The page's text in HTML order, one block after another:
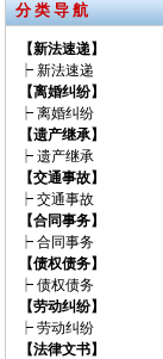
分 类 导 航
【新法速递】
┝ 新法速递
【离婚纠纷】
┝ 离婚纠纷
【遗产继承】
┝ 遗产继承
【交通事故】
┝ 交通事故
【合同事务】
┝ 合同事务
【债权债务】
┝ 债权债务
【劳动纠纷】
┝ 劳动纠纷
【法律文书】